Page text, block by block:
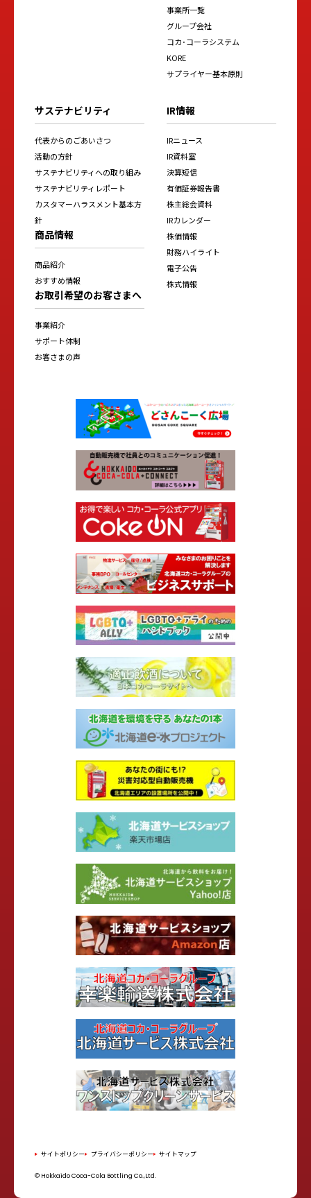
事業所一覧
グループ会社
コカ･コーラシステム
KORE
サプライヤー基本原則
サステナビリティ
代表からのごあいさつ
活動の方針
サステナビリティへの取り組み
サステナビリティレポート
カスタマーハラスメント基本方
針
商品情報
商品紹介
おすすめ情報
お取引希望のお客さまへ
事業紹介
サポート体制
お客さまの声
IR情報
IRニュース
IR資料室
決算短信
有価証券報告書
株主総会資料
IRカレンダー
株価情報
財務ハイライト
電子公告
株式情報
サイトポリシー プライバシーポリシー サイトマップ
© Hokkaido Coca-Cola Bottling Co.,Ltd.